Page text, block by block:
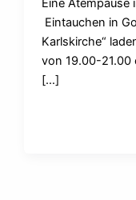
Eine Atempause
Eintauchen in
Karlskirche“
von 19.00-21.00
[…]